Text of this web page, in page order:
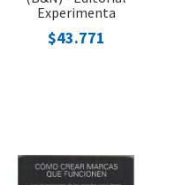
Experimenta
$43.771